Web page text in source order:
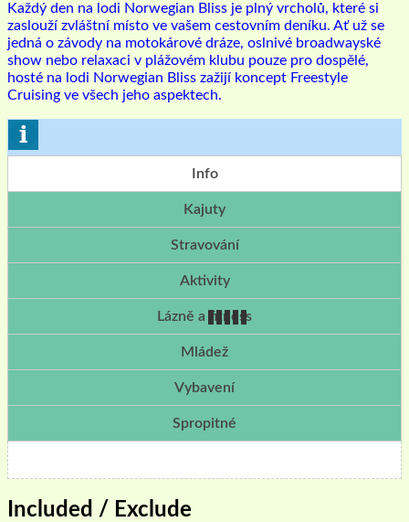
Každý den na lodi Norwegian Bliss je plný vrcholů, které si
zaslouží zvláštní místo ve vašem cestovním deníku. Ať už se
jedná o závody na motokárové dráze, oslnivé broadwayské
show nebo relaxaci v plážovém klubu pouze pro dospělé,
hosté na lodi Norwegian Bliss zažijí koncept Freestyle
Cruising ve všech jeho aspektech.
Info
Kajuty
Stravování
Aktivity
Lázně a fitness
Mládež
Vybavení
Spropitné
Included / Exclude